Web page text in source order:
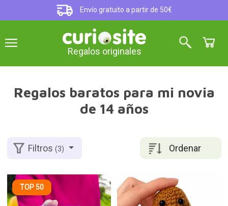
Envío gratuito a partir de 50€
Regalos originales
Regalos baratos para mi novia
de 14 años
Ordenar
Filtros(3)
TOP 50